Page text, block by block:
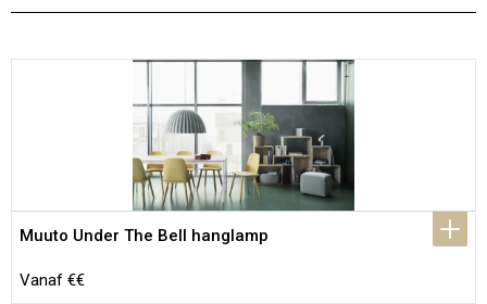
Muuto Under The Bell hanglamp
Vanaf €€